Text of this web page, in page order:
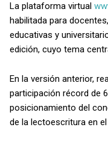
La plataforma virtual
habilitada para
educativas y
edición, cuyo tema
En la versión anterior,
participación récord de
posicionamiento del
de la lectoescritura en